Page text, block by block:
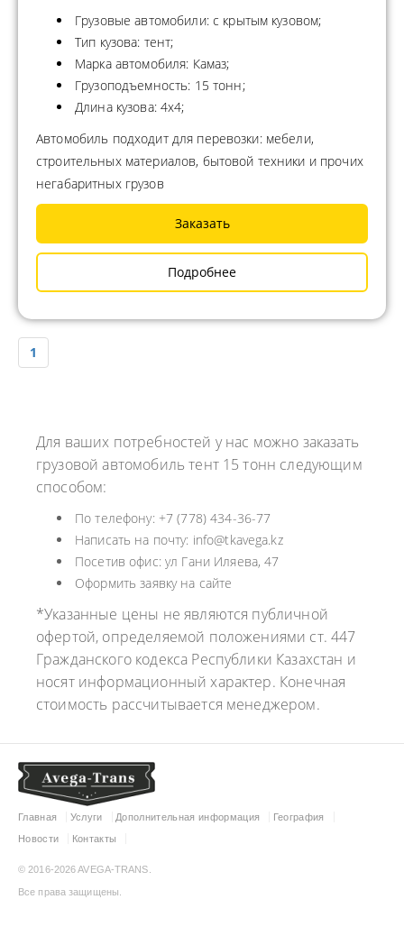
Грузовые автомобили: с крытым кузовом;
Тип кузова: тент;
Марка автомобиля: Камаз;
Грузоподъемность: 15 тонн;
Длина кузова: 4x4;
Автомобиль подходит для перевозки: мебели,
строительных материалов, бытовой техники и прочих
негабаритных грузов
Заказать
Подробнее
1
Для ваших потребностей у нас можно заказать
грузовой автомобиль тент 15 тонн следующим
способом:
По телефону: +7 (778) 434-36-77
Написать на почту: info@tkavega.kz
Посетив офис: ул Гани Иляева, 47
Оформить заявку на сайте
*Указанные цены не являются публичной
офертой, определяемой положениями ст. 447
Гражданского кодекса Республики Казахстан и
носят информационный характер. Конечная
стоимость рассчитывается менеджером.
Главная Услуги Дополнительная информация
География
Новости
Контакты
© 2016-2026 AVEGA-TRANS.
Все права защищены.